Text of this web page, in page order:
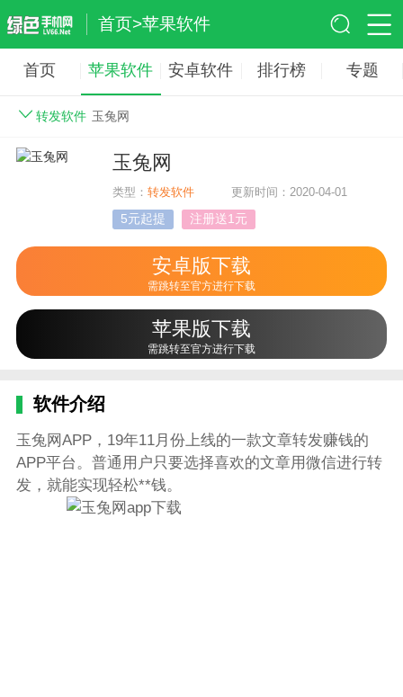
首页>苹果软件
首页 苹果软件 安卓软件 排行榜 专题
转发软件 玉兔网
玉兔网
类型：转发软件 更新时间：2020-04-01
5元起提 注册送1元
安卓版下载
需跳转至官方进行下载
苹果版下载
需跳转至官方进行下载
软件介绍
玉兔网APP，19年11月份上线的一款文章转发赚钱的
APP平台。普通用户只要选择喜欢的文章用微信进行转
发，就能实现轻松**钱。